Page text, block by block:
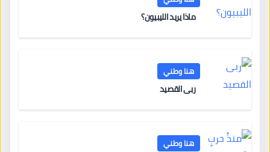
ماذا يريد الليبيون؟
هنا وطني
ربى القصيد
هنا وطني